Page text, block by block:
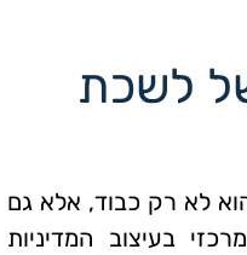
לשכת
לא רק כבוד, אלא גם
בעיצוב המדיניות